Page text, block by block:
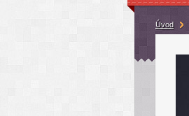
Úvod